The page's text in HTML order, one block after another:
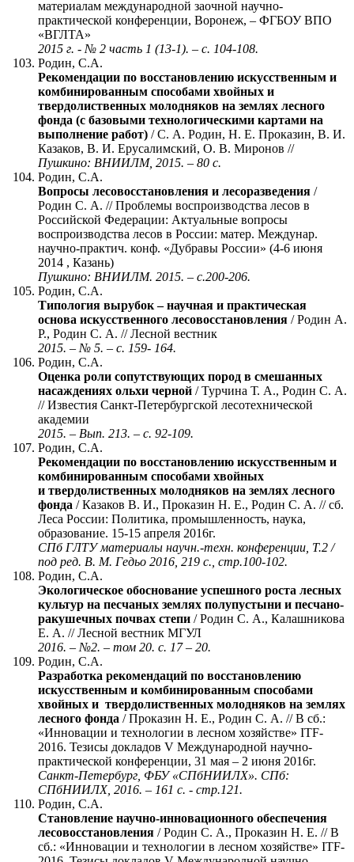
материалам международной заочной научно-
практической конференции, Воронеж, – ФГБОУ ВПО
«ВГЛТА»
2015 г. - № 2 часть 1 (13-1). – с. 104-108.
Родин, С.А.
Рекомендации по восстановлению искусственным и
комбинированным способами хвойных и
твердолиственных молодняков на землях лесного
фонда (с базовыми технологическими картами на
выполнение работ) / С. А. Родин, Н. Е. Проказин, В. И.
Казаков, В. И. Ерусалимский, О. В. Миронов //
Пушкино: ВНИИЛМ, 2015. – 80 с.
Родин, С.А.
Вопросы лесовосстановления и лесоразведения /
Родин С. А. // Проблемы воспроизводства лесов в
Российской Федерации: Актуальные вопросы
воспроизводства лесов в России: матер. Междунар.
научно-практич. конф. «Дубравы России» (4-6 июня
2014 , Казань)
Пушкино: ВНИИЛМ. 2015. – с.200-206.
Родин, С.А.
Типология вырубок – научная и практическая
основа искусственного лесовосстановления / Родин А.
Р., Родин С. А. // Лесной вестник
2015. – № 5. – с. 159- 164.
Родин, С.А.
Оценка роли сопутствующих пород в смешанных
насаждениях ольхи черной / Турчина Т. А., Родин С. А.
// Известия Санкт-Петербургской лесотехнической
академии
2015. – Вып. 213. – с. 92-109.
Родин, С.А.
Рекомендации по восстановлению искусственным и
комбинированным способами хвойных
и твердолиственных молодняков на землях лесного
фонда / Казаков В. И., Проказин Н. Е., Родин С. А. // сб.
Леса России: Политика, промышленность, наука,
образование. 15-15 апреля 2016г.
СПб ГЛТУ материалы научн.-техн. конференции, Т.2 /
под ред. В. М. Гедьо 2016, 219 с., стр.100-102.
Родин, С.А.
Экологическое обоснование успешного роста лесных
культур на песчаных землях полупустыни и песчано-
ракушечных почвах степи / Родин С. А., Калашникова
Е. А. // Лесной вестник МГУЛ
2016. – №2. – том 20. с. 17 – 20.
Родин, С.А.
Разработка рекомендаций по восстановлению
искусственным и комбинированным способами
хвойных и твердолиственных молодняков на землях
лесного фонда / Проказин Н. Е., Родин С. А. // В сб.:
«Инновации и технологии в лесном хозяйстве» ITF-
2016. Тезисы докладов V Международной научно-
практической конференции, 31 мая – 2 июня 2016г.
Санкт-Петербург, ФБУ «СПбНИИЛХ». СПб:
СПбНИИЛХ, 2016. – 161 с. - стр.121.
Родин, С.А.
Становление научно-инновационного обеспечения
лесовосстановления / Родин С. А., Проказин Н. Е. // В
сб.: «Инновации и технологии в лесном хозяйстве» ITF-